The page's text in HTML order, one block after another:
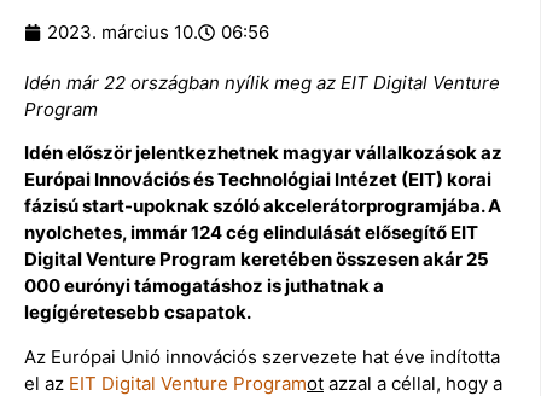
2023. március 10. 06:56
Idén már 22 országban nyílik meg az EIT Digital Venture
Program
Idén először jelentkezhetnek magyar vállalkozásokaz
Európai Innovációs és Technológiai Intézet (EIT) korai
fázisú start-upoknak szóló akcelerátorprogramjába. A
nyolchetes, immár 124 cég elindulását elősegítő EIT
Digital Venture Program keretében összesen akár 25
000 eurónyi támogatáshoz is juthatnak a
legígéretesebb csapatok.
Az Európai Unió innovációs szervezete hat éve indította
el az EIT Digital Venture Programot azzal a céllal, hogy a